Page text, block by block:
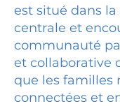
est situé dans
centrale et
communauté
et collaborative
que les familles
connectées et